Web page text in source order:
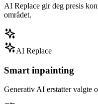
AI Replace gir deg presis
området.
AI Replace
Smart inpainting
Generativ AI erstatter valgte